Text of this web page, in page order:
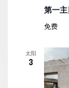
第一主
免费
太阳
3